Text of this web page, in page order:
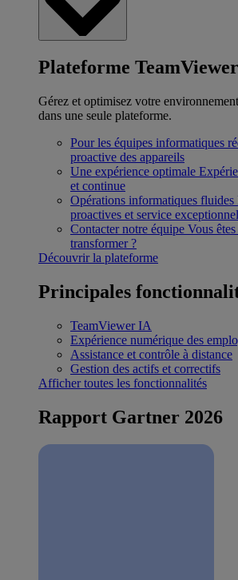
Plateforme
Gérez et optimisez votre
dans une seule plateforme.
Pour les équipes informatiques
proactive des appareils
Une expérience optimale
et continue
Opérations informatiques fluides
proactives et service exceptionnel
Contacter notre équipe Vous
transformer ?
Découvrir la plateforme
Principales
TeamViewer IA
Expérience numérique des
Assistance et contrôle à distance
Gestion des actifs et correctifs
Afficher toutes les fonctionnalités
Rapport Gartner 2026